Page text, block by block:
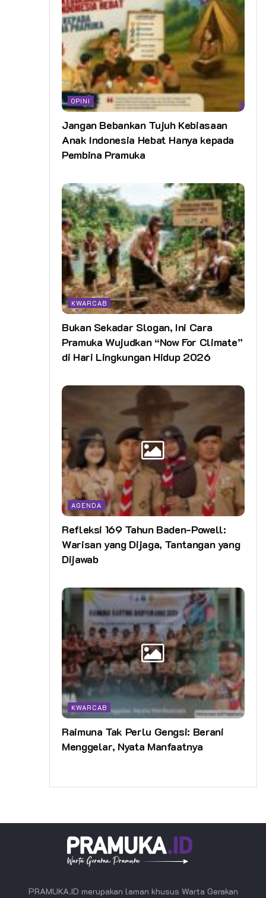
OPINI
Jangan Bebankan Tujuh Kebiasaan
Anak Indonesia Hebat Hanya kepada
Pembina Pramuka
KWARCAB
Bukan Sekadar Slogan, Ini Cara
Pramuka Wujudkan “Now For Climate”
di Hari Lingkungan Hidup 2026
AGENDA
Refleksi 169 Tahun Baden-Powell:
Warisan yang Dijaga, Tantangan yang
Dijawab
KWARCAB
Raimuna Tak Perlu Gengsi: Berani
Menggelar, Nyata Manfaatnya
PRAMUKA.ID merupakan laman khusus Warta Gerakan